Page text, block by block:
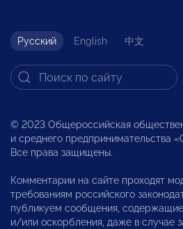
Русский English 中文
© 2023 Общероссийская
и среднего
Все права защищены.
Комментарии на сайте проходят
требованиям российского
публикуем сообщения,
и/или оскорбления, даже в случае